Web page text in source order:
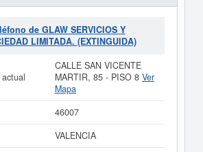
de GLAW SERVICIOS Y
LIMITADA. (EXTINGUIDA)
CALLE SAN VICENTE
MARTIR, 85 - PISO 8 Ver
Mapa
46007
VALENCIA